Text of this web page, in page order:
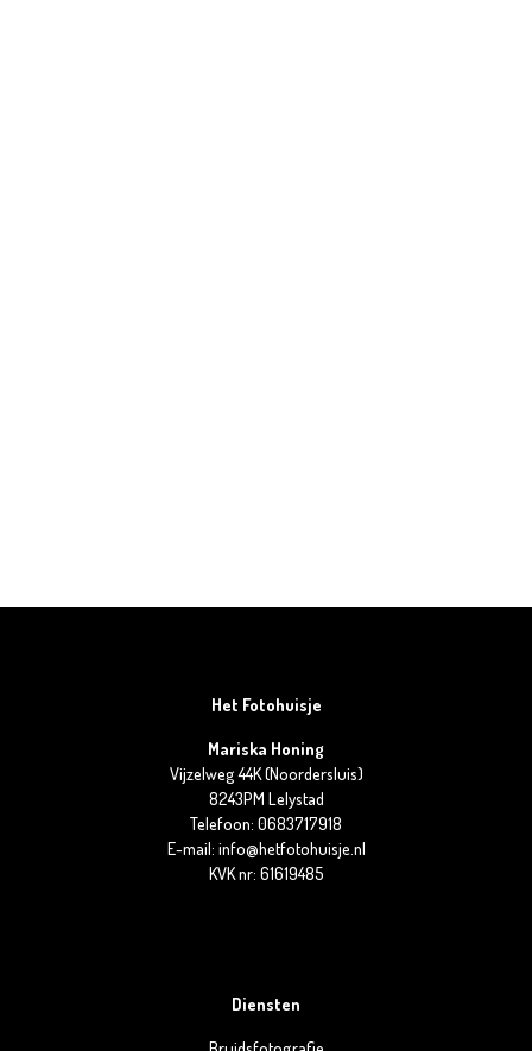
Het Fotohuisje
Mariska Honing
Vijzelweg 44K (Noordersluis)
8243PM Lelystad
Telefoon: 0683717918
E-mail: info@hetfotohuisje.nl
KVK nr: 61619485
Diensten